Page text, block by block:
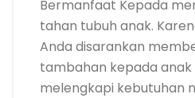
Bermanfaat Kepada
tahan tubuh anak.
Anda disarankan
tambahan kepada anak
melengkapi kebutuhan